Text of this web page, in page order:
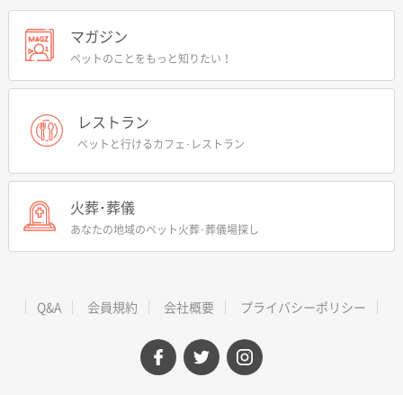
マガジン
ペットのことをもっと知りたい！
レストラン
ペットと行けるカフェ･レストラン
火葬･葬儀
あなたの地域のペット火葬･葬儀場探し
Q&A 会員規約 会社概要 プライバシーポリシー
facebooktwitterinstagram